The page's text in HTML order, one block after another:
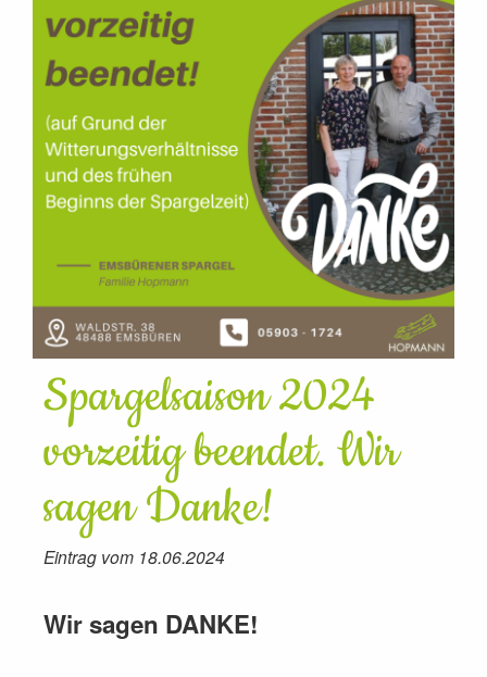
Spargelsaison 2024
vorzeitig beendet. Wir
sagen Danke!
Eintrag vom 18.06.2024
Wir sagen DANKE!